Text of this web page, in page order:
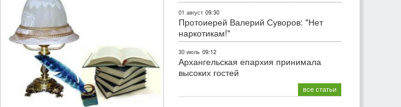
01 август 09:30
Протоиерей Валерий Суворов: "Нет
наркотикам!"
30 июль 09:12
Архангельская епархия принимала
высоких гостей
все статьи